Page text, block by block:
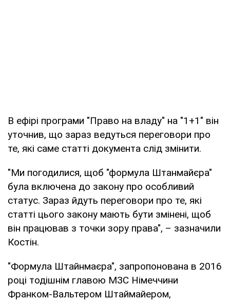
В ефірі програми "Право на владу" на "1+1" він
уточнив, що зараз ведуться переговори про
те, які саме статті документа слід змінити.
"Ми погодилися, щоб "формула Штанмайєра"
була включена до закону про особливий
статус. Зараз йдуть переговори про те, які
статті цього закону мають бути змінені, щоб
він працював з точки зору права", – зазначили
Костін.
"Формула Штайнмаєра", запропонована в 2016
році тодішнім главою МЗС Німеччини
Франком-Вальтером Штаймайером,